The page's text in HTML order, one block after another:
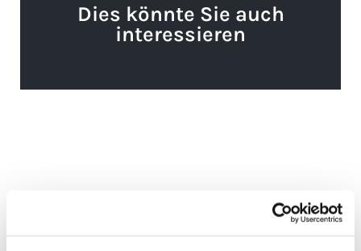
Dies könnte Sie auch
interessieren